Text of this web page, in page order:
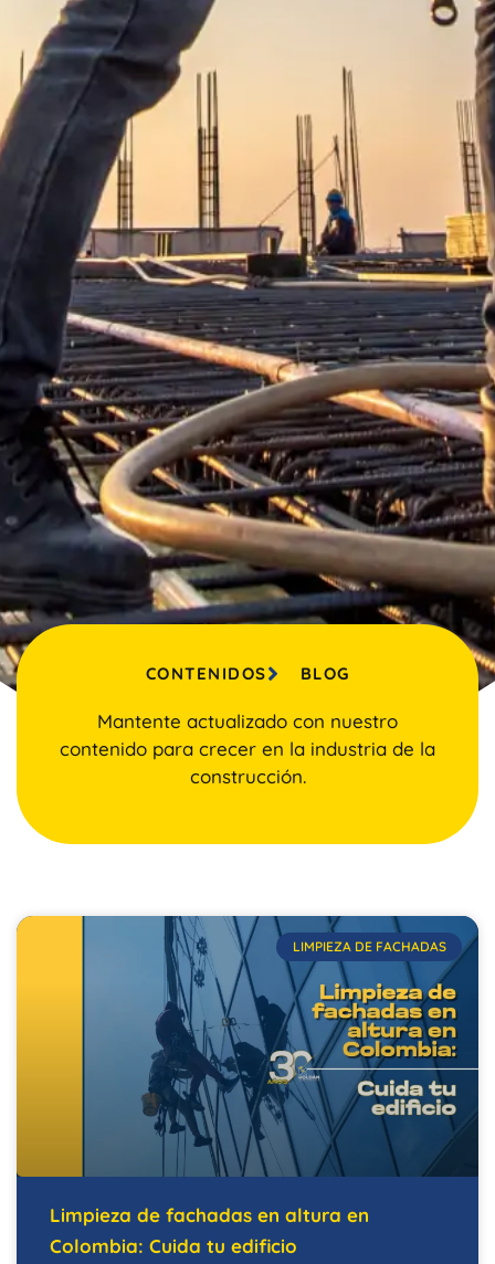
CONTENIDOS BLOG
Mantente actualizado con nuestro
contenido para crecer en la industria de la
construcción.
LIMPIEZA DE FACHADAS
Limpieza de fachadas en altura en
Colombia: Cuida tu edificio